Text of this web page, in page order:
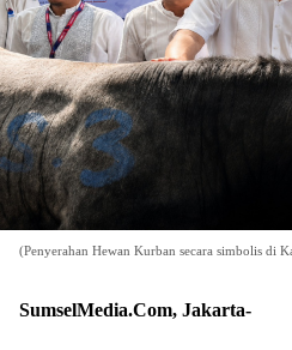
(Penyerahan Hewan Kurban secara simbolis di
SumselMedia.Com, Jakarta-